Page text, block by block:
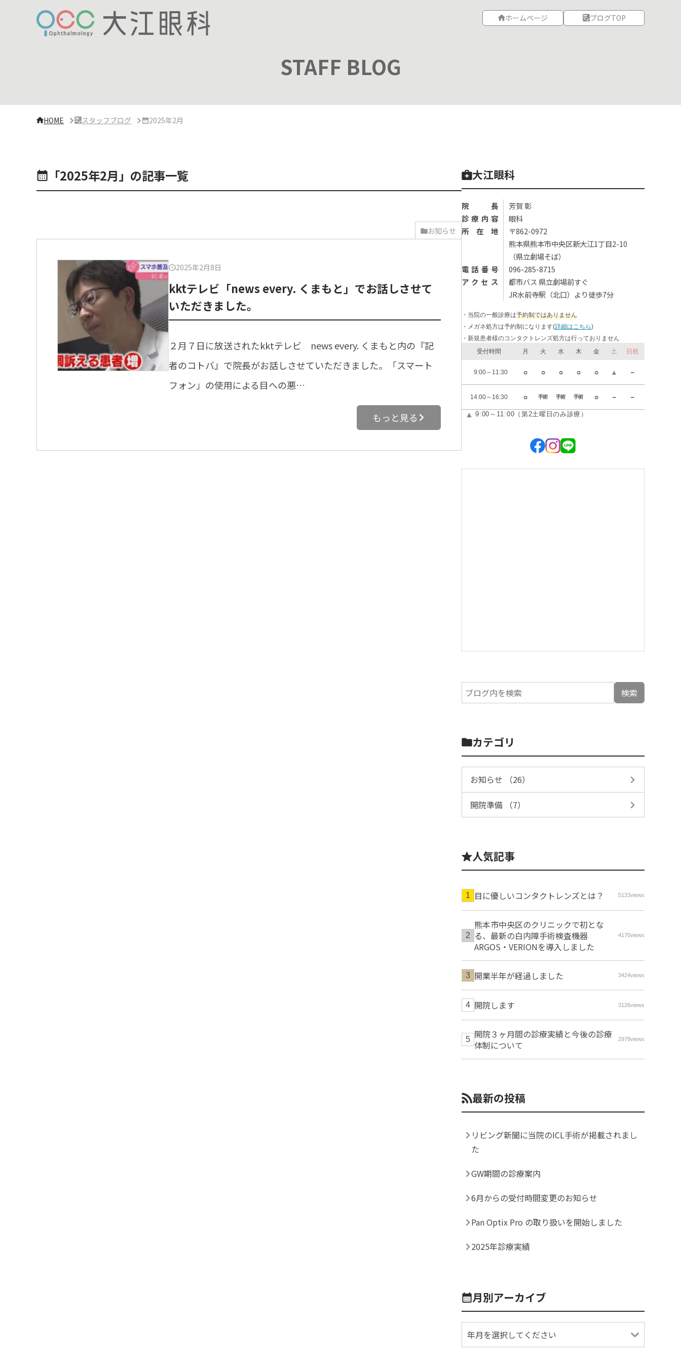
ホームページ ブログTOP
STAFF BLOG
HOME スタッフブログ 2025年2月
「2025年2月」の記事一覧
お知らせ
2025年2月8日
kktテレビ「news every. くまもと」でお話しさせて
いただきました。
２月７日に放送されたkktテレビ news every. くまもと内の『記
者のコトバ』で院長がお話しさせていただきました。「スマート
フォン」の使用による目への悪…
もっと見る
大江眼科
院長
芳賀 彰
診療内容
眼科
所在地
〒862-0972
熊本県熊本市中央区新大江1丁目2-10
（県⽴劇場そば）
電話番号
096-285-8715
アクセス
都市バス 県立劇場前すぐ
JR水前寺駅（北口）より徒歩7分
カテゴリ
お知らせ （26）
開院準備 （7）
人気記事
目に優しいコンタクトレンズとは？ 5133views
熊本市中央区のクリニックで初とな
る、最新の白内障手術検査機器
ARGOS・VERIONを導入しました
4170views
開業半年が経過しました 3424views
開院します 3126views
開院３ヶ月間の診療実績と今後の診療
体制について
2978views
最新の投稿
リビング新聞に当院のICL手術が掲載されまし
た
GW期間の診療案内
6月からの受付時間変更のお知らせ
Pan Optix Pro の取り扱いを開始しました
2025年診療実績
月別アーカイブ
年月を選択してください